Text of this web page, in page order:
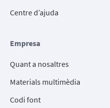
Centre d’ajuda
Empresa
Quant a nosaltres
Materials multimèdia
Codi font